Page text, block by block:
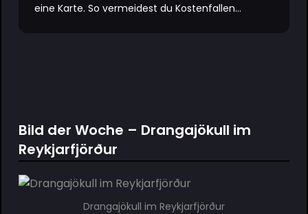
eine Karte. So vermeidest du Kostenfallen...
Bild der Woche – Drangajökull im
Reykjarfjörður
Drangajökull im Reykjarfjörður